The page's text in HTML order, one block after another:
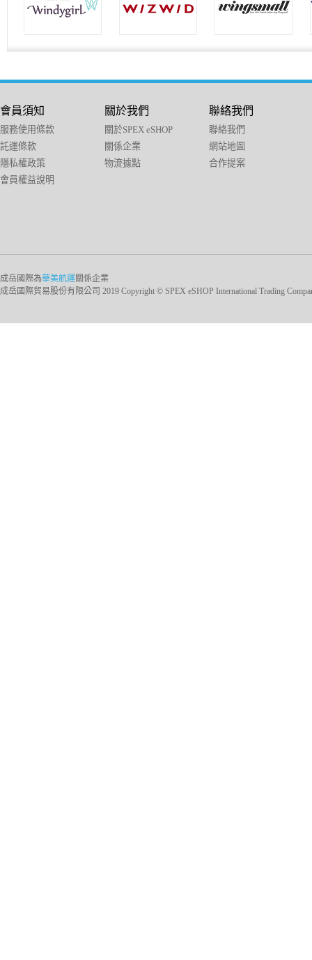
會員須知
服務使用條款
託運條款
隱私權政策
會員權益說明
關於我們
關於SPEX eSHOP
關係企業
物流據點
聯絡我們
聯絡我們
網站地圖
合作提案
成岳國際為華美航運關係企業
成岳國際貿易股份有限公司 2019 Copyright © SPEX eSHOP International Trading